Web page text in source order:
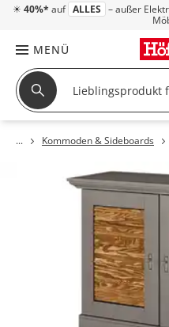
☀ 40%* auf ALLES – außer
MENÜ
Kommoden & Sideboards